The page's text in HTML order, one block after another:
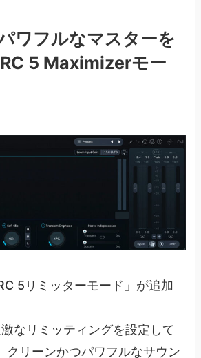
ワフルなマスターを
5 Maximizerモー
5リミッターモード」が追加
なリミッティングを設定して
クリーンかつパワフルなサウン